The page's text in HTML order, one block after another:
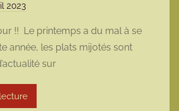
2023
r
m
a
r
m
!! Le printemps a du mal à se
année, les plats mijotés sont
sur